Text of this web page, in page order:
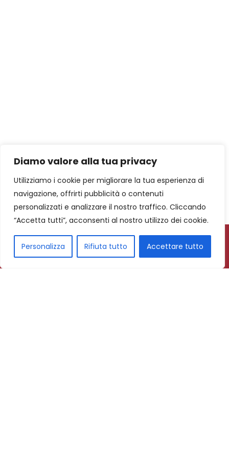
Diamo valore alla tua privacy
Utilizziamo i cookie per migliorare la tua esperienza di
navigazione, offrirti pubblicità o contenuti
personalizzati e analizzare il nostro traffico. Cliccando
“Accetta tutti”, acconsenti al nostro utilizzo dei cookie.
Personalizza Rifiuta tutto Accettare tutto